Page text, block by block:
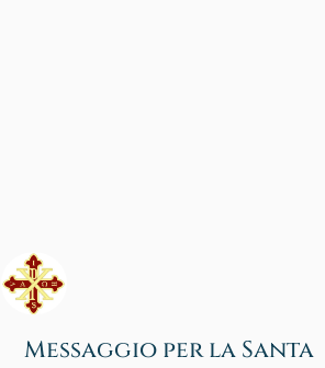
Messaggio per la Santa